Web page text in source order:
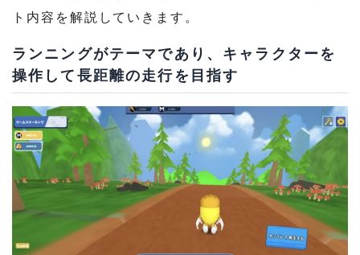
ト内容を解説していきます。
ランニングがテーマであり、キャラクターを
操作して長距離の走行を目指す